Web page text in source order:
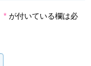
* が付いている欄は必